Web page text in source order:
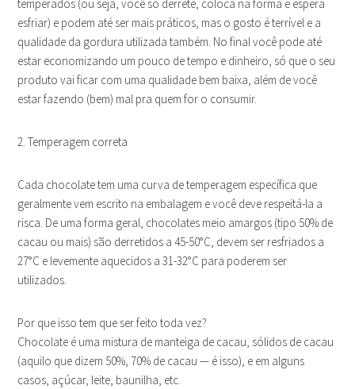
temperados (ou seja, você só derrete, coloca na forma e espera
esfriar) e podem até ser mais práticos, mas o gosto é terrível e a
qualidade da gordura utilizada também. No final você pode até
estar economizando um pouco de tempo e dinheiro, só que o seu
produto vai ficar com uma qualidade bem baixa, além de você
estar fazendo (bem) mal pra quem for o consumir.
2. Temperagem correta
Cada chocolate tem uma curva de temperagem específica que
geralmente vem escrito na embalagem e você deve respeitá-la a
risca. De uma forma geral, chocolates meio amargos (tipo 50% de
cacau ou mais) são derretidos a 45-50°C, devem ser resfriados a
27°C e levemente aquecidos a 31-32°C para poderem ser
utilizados.
Por que isso tem que ser feito toda vez?
Chocolate é uma mistura de manteiga de cacau, sólidos de cacau
(aquilo que dizem 50%, 70% de cacau — é isso), e em alguns
casos, açúcar, leite, baunilha, etc.